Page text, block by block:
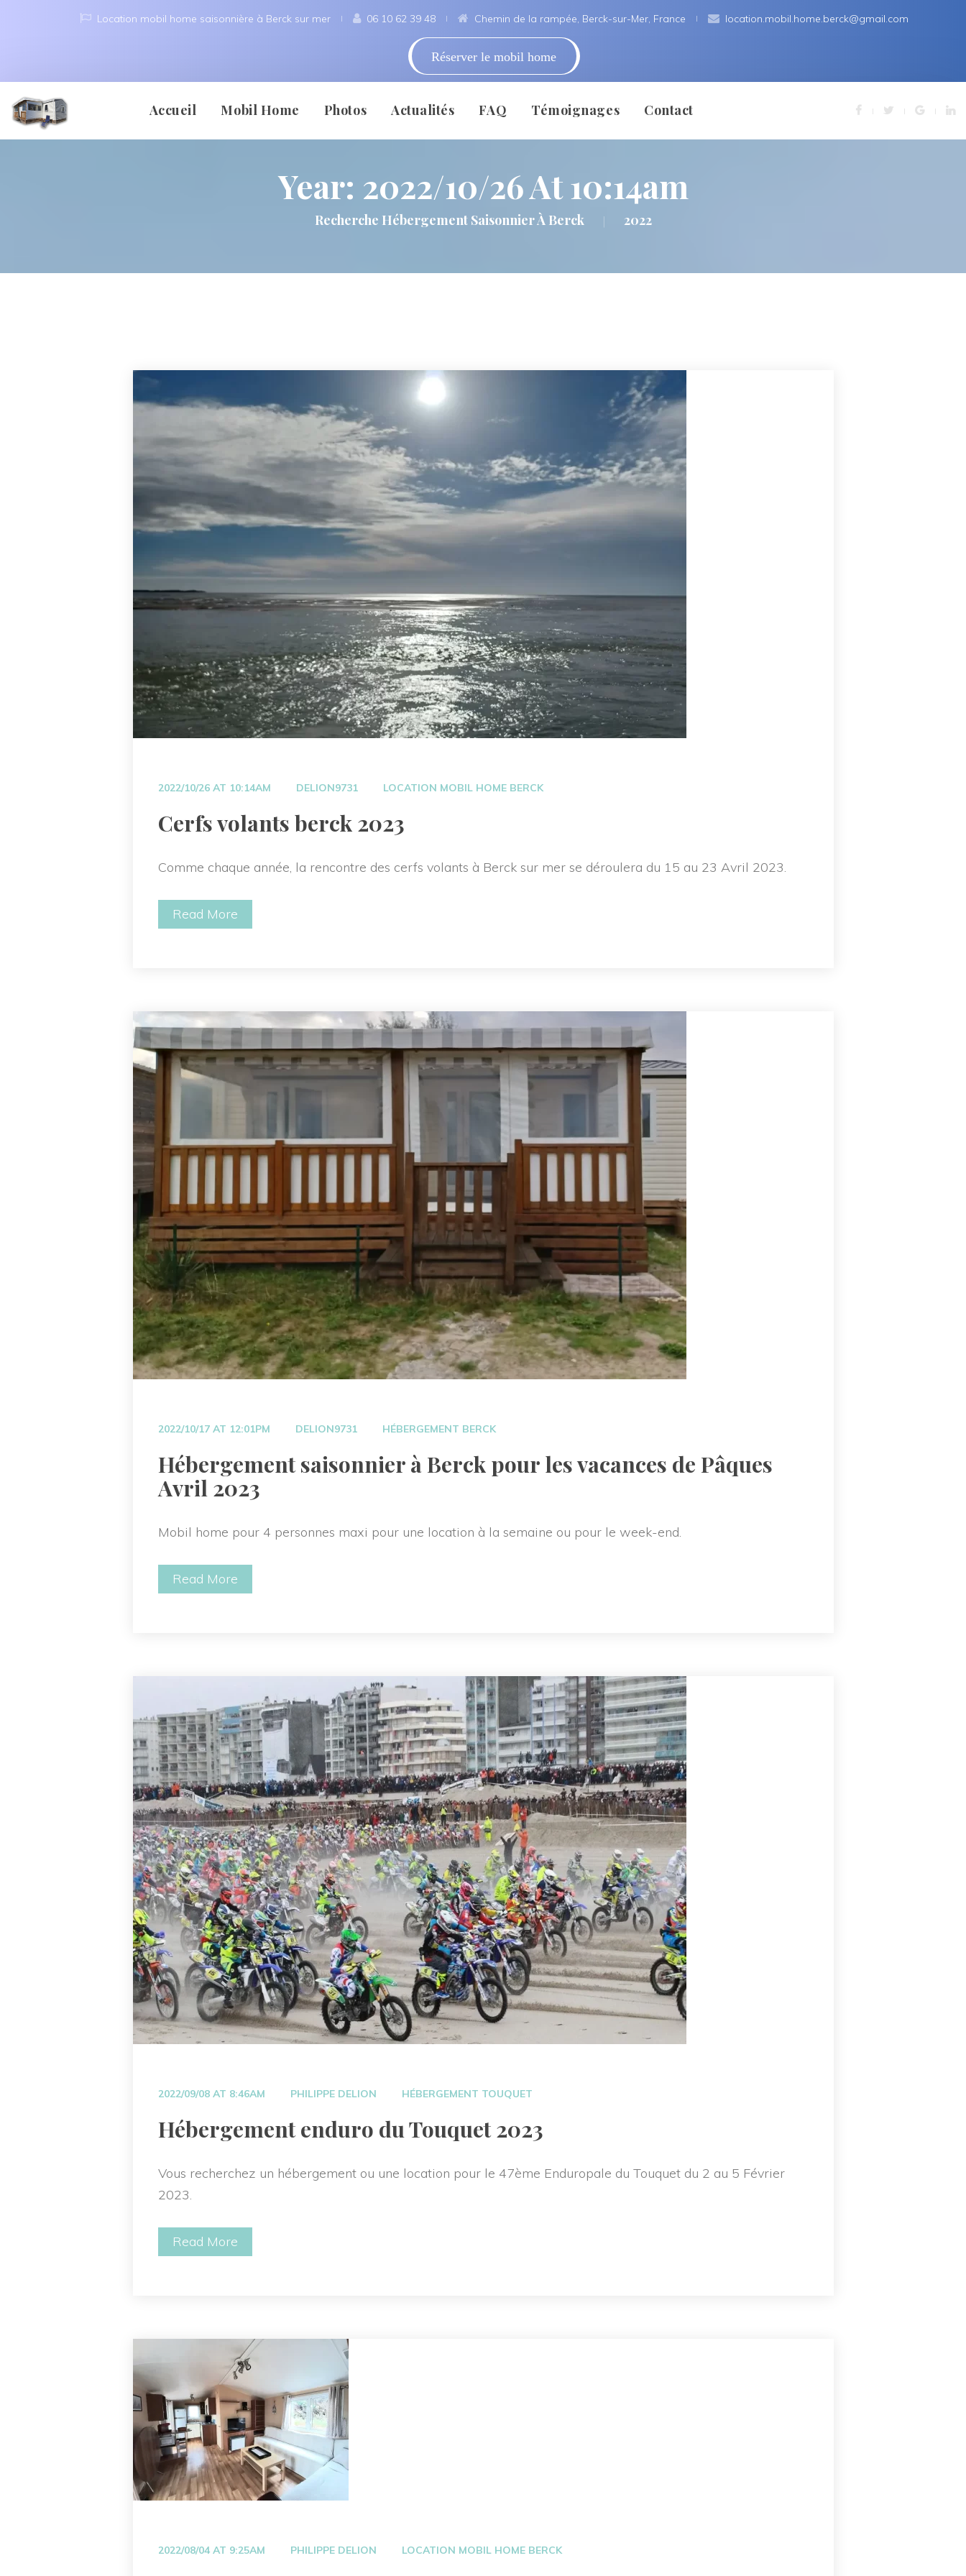
Location mobil home saisonnière à Berck sur mer 06 10 62 39 48 Chemin de la rampée, Berck-sur-Mer, France location.mobil.home.berck@gmail.com
Réserver le mobil home
Accueil
Mobil Home
Photo
Berck Sur Mer
Actualité
FAQ
Témoignage
Témoigner
Contact
Mentions Légale
Year: 2022/10/26 At 10:14am
Recherche Hébergement Saisonnier À Berck | 2022
2022/10/26 AT 10:14AM DELION9731 LOCATION MOBIL HOME BERCK
Cerfs volants berck 2023
Comme chaque année, la rencontre des cerfs volants à Berck sur mer se déroulera du 15 au 23 Avril 2023.
Read More
2022/10/17 AT 12:01PM DELION9731 HÉBERGEMENT BERCK
Hébergement saisonnier à Berck pour les vacances de Pâques
Avril 2023
Mobil home pour 4 personnes maxi pour une location à la semaine ou pour le week-end.
Read More
2022/09/08 AT 8:46AM PHILIPPE DELION HÉBERGEMENT TOUQUET
Hébergement enduro du Touquet 2023
Vous recherchez un hébergement ou une location pour le 47ème Enduropale du Touquet du 2 au 5 Février
2023.
Read More
2022/08/04 AT 9:25AM PHILIPPE DELION LOCATION MOBIL HOME BERCK